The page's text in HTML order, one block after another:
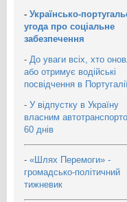
- Українсько-
угода про соціальне
забезпечення
- До уваги всіх, хто
або отримує водійські
посвідчення в
- У відпустку в Україну
власним
60 днів
- «Шлях Перемоги» -
громадсько-політичний
тижневик